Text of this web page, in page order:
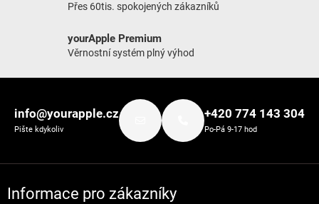
Přes 60tis. spokojených zákazníků
yourApple Premium
Věrnostní systém plný výhod
info@yourapple.cz
Pište kdykoliv
+420 774 143 304
Po-Pá 9-17 hod
Informace pro zákazníky